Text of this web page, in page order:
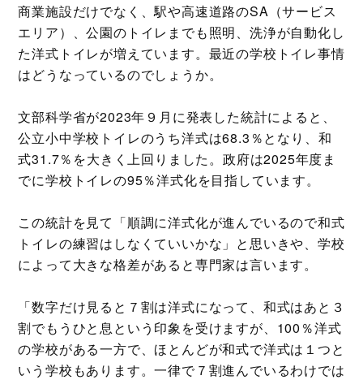
商業施設だけでなく、駅や高速道路のSA（サービス
エリア）、公園のトイレまでも照明、洗浄が自動化し
た洋式トイレが増えています。最近の学校トイレ事情
はどうなっているのでしょうか。
文部科学省が2023年９月に発表した統計によると、
公立小中学校トイレのうち洋式は68.3％となり、和
式31.7％を大きく上回りました。政府は2025年度ま
でに学校トイレの95％洋式化を目指しています。
この統計を見て「順調に洋式化が進んでいるので和式
トイレの練習はしなくていいかな」と思いきや、学校
によって大きな格差があると専門家は言います。
「数字だけ見ると７割は洋式になって、和式はあと３
割でもうひと息という印象を受けますが、100％洋式
の学校がある一方で、ほとんどが和式で洋式は１つと
いう学校もあります。一律で７割進んでいるわけでは